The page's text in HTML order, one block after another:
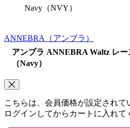
Navy（NVY）
ANNEBRA （アンブラ）
アンブラ ANNEBRA Waltz レ
（Navy）
こちらは、会員価格が設定されて
ログインしてからカートに入れて